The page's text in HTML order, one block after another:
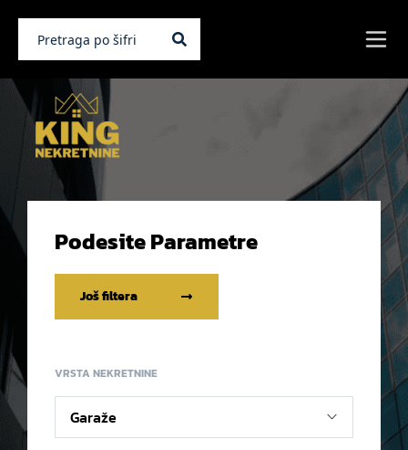
Podesite Parametre
Još filtera
VRSTA NEKRETNINE